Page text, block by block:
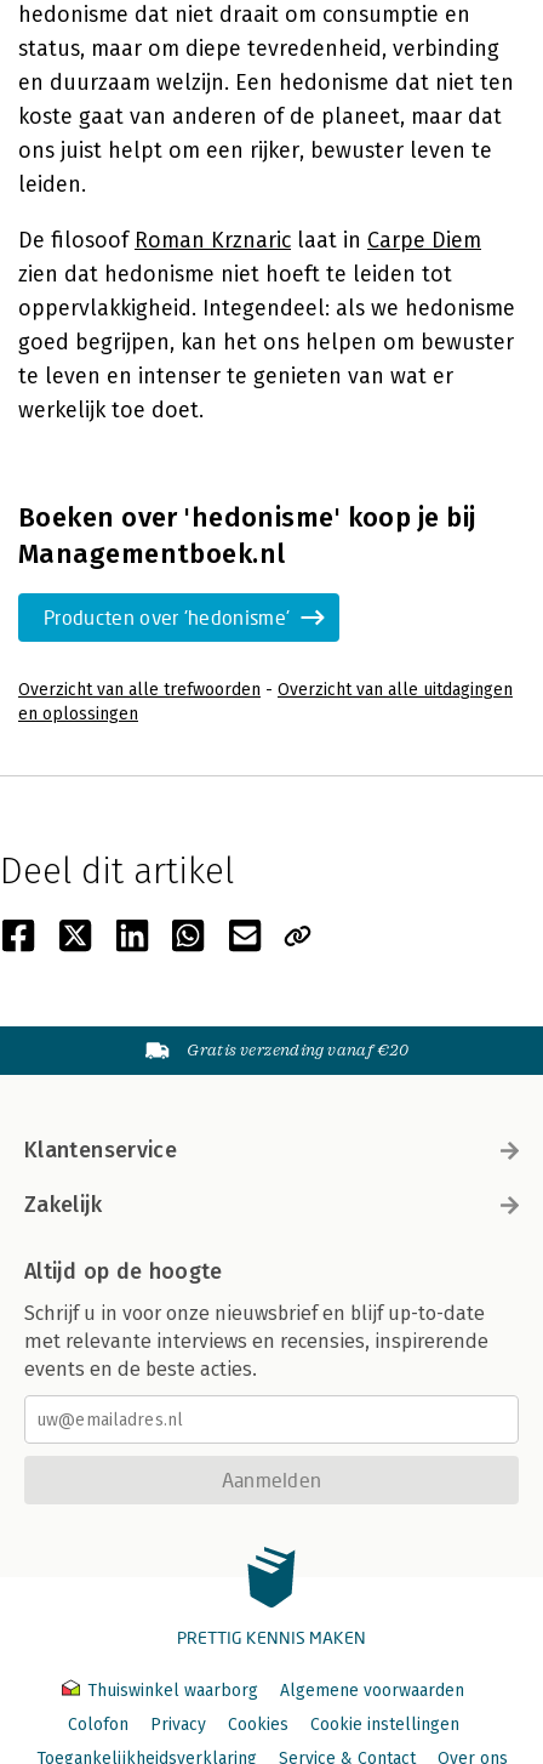
hedonisme dat niet draait om consumptie en
status, maar om diepe tevredenheid, verbinding
en duurzaam welzijn. Een hedonisme dat niet ten
koste gaat van anderen of de planeet, maar dat
ons juist helpt om een rijker, bewuster leven te
leiden.
De filosoof Roman Krznaric laat in Carpe Diem
zien dat hedonisme niet hoeft te leiden tot
oppervlakkigheid. Integendeel: als we hedonisme
goed begrijpen, kan het ons helpen om bewuster
te leven en intenser te genieten van wat er
werkelijk toe doet.
Boeken over 'hedonisme' koop je bij
Managementboek.nl
Producten over 'hedonisme'
Overzicht van alle trefwoorden - Overzicht van alle uitdagingen
en oplossingen
Deel dit artikel
Gratis verzending vanaf €20
Klantenservice
Zakelijk
Altijd op de hoogte
Schrijf u in voor onze nieuwsbrief en blijf up-to-date
met relevante interviews en recensies, inspirerende
events en de beste acties.
Aanmelden
PRETTIG KENNIS MAKEN
Thuiswinkel waarborg
Algemene voorwaarden
Colofon
Privacy Cookies
Cookie instellingen
Toegankelijkheidsverklaring
Service & Contact Over ons